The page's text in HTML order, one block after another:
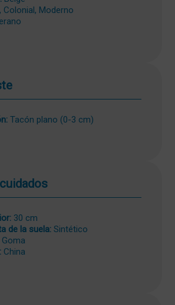
Colonial, Moderno
Tacón plano (0-3 cm)
30 cm
de la suela: Sintético
Goma
China